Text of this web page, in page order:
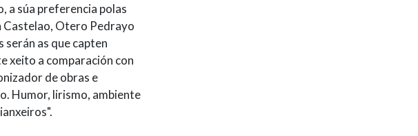
a súa preferencia polas
Castelao, Otero Pedrayo
serán as que capten
xeito a comparación con
de obras e
Humor, lirismo, ambiente